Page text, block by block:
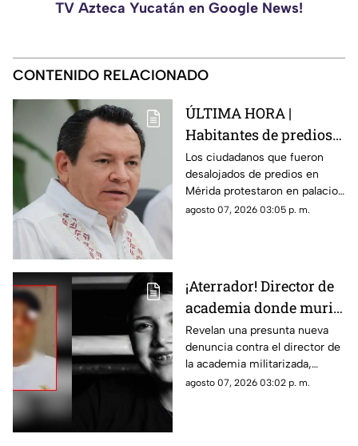
TV Azteca Yucatán en Google News!
CONTENIDO RELACIONADO
ÚLTIMA HORA |
Habitantes de predios
desalojados en Mérida
se manifiestan en
palacio de gobierno
Los ciudadanos que fueron
desalojados de predios en
Mérida protestaron en palacio
de gobierno este 7 de agosto.
agosto 07, 2026 03:05 p. m.
¡Aterrador! Director de
academia donde murió
Dafne enfrena nueva
ACUSACIÓN contra otra
MENOR; esto se sabe
Revelan una presunta nueva
denuncia contra el director de
la academia militarizada,
donde murió la menor Dafne
agosto 07, 2026 03:02 p. m.